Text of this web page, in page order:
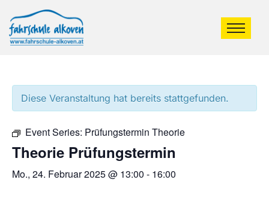
Diese Veranstaltung hat bereits stattgefunden.
Event Series: Prüfungstermin Theorie
Theorie Prüfungstermin
Mo., 24. Februar 2025 @ 13:00 - 16:00